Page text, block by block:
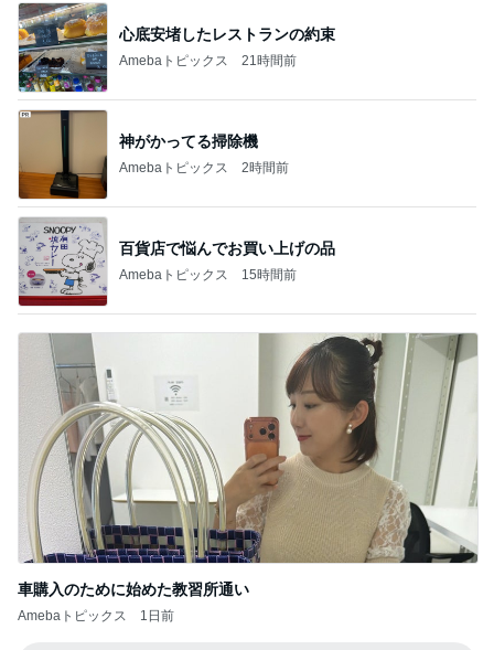
心底安堵したレストランの約束
Amebaトピックス 21時間前
神がかってる掃除機
Amebaトピックス 2時間前
百貨店で悩んでお買い上げの品
Amebaトピックス 15時間前
車購入のために始めた教習所通い
Amebaトピックス 1日前